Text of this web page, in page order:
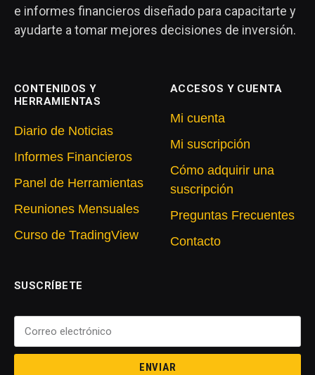
e informes financieros diseñado para capacitarte y
ayudarte a tomar mejores decisiones de inversión.
CONTENIDOS Y
HERRAMIENTAS
Diario de Noticias
Informes Financieros
Panel de Herramientas
Reuniones Mensuales
Curso de TradingView
ACCESOS Y CUENTA
Mi cuenta
Mi suscripción
Cómo adquirir una
suscripción
Preguntas Frecuentes
Contacto
SUSCRÍBETE
ENVIAR